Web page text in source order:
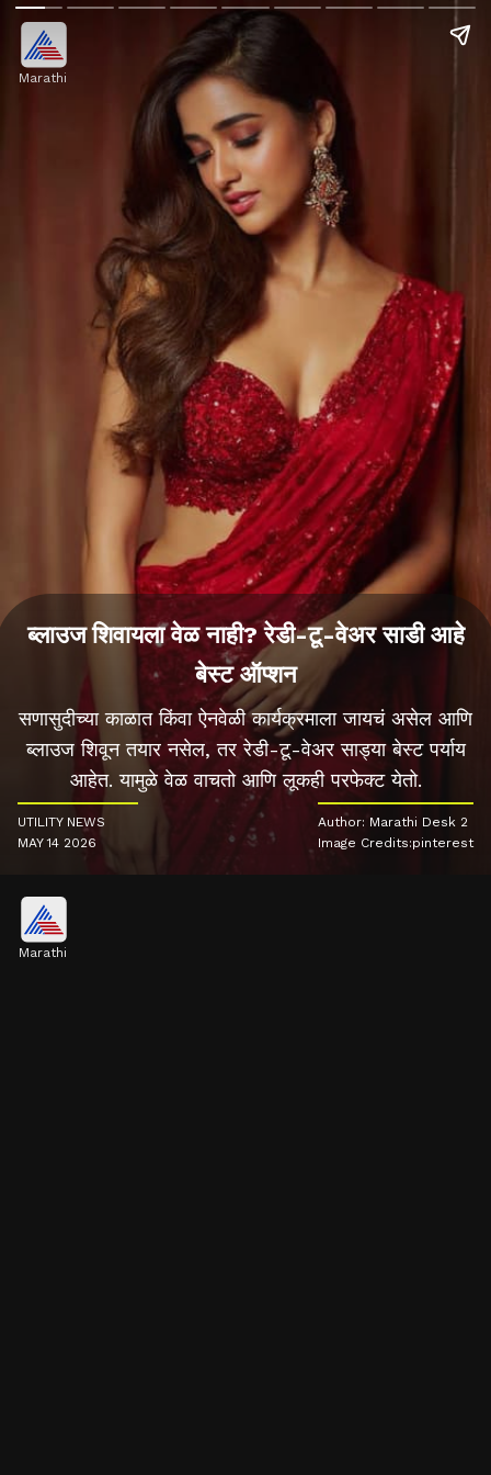
Marathi
ब्लाउज शिवायला वेळ नाही? रेडी-टू-वेअर साडी आहे
बेस्ट ऑप्शन
सणासुदीच्या काळात किंवा ऐनवेळी कार्यक्रमाला जायचं असेल आणि
ब्लाउज शिवून तयार नसेल, तर रेडी-टू-वेअर साड्या बेस्ट पर्याय
आहेत. यामुळे वेळ वाचतो आणि लूकही परफेक्ट येतो.
UTILITY NEWS
MAY 14 2026
Author: Marathi Desk 2
Image Credits:pinterest
Marathi